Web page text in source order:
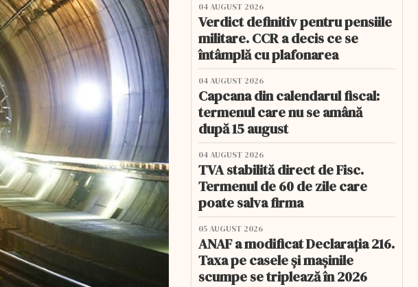
04 AUGUST 2026
Verdict definitiv pentru pensiile
militare. CCR a decis ce se
întâmplă cu plafonarea
04 AUGUST 2026
Capcana din calendarul fiscal:
termenul care nu se amână
după 15 august
04 AUGUST 2026
TVA stabilită direct de Fisc.
Termenul de 60 de zile care
poate salva firma
05 AUGUST 2026
ANAF a modificat Declarația 216.
Taxa pe casele și mașinile
scumpe se triplează în 2026